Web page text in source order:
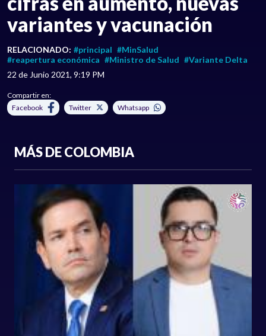
variantes y vacunación
RELACIONADO: #principal #MinSalud
#reapertura económica #Ministro de Salud #Variante Delta
22 de Junio 2021, 9:19 PM
Compartir en:
Facebook
Twitter Whatsapp
MÁS DE COLOMBIA